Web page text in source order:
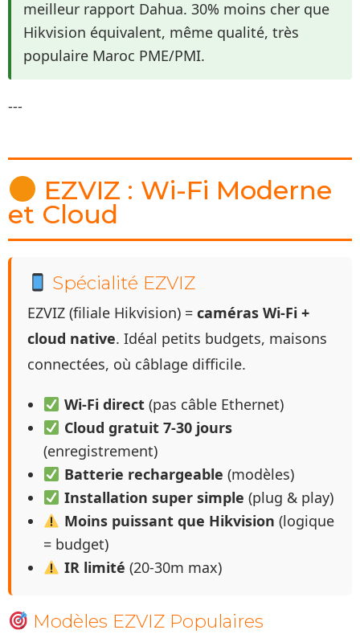
meilleur rapport Dahua. 30% moins cher que
Hikvision équivalent, même qualité, très
populaire Maroc PME/PMI.
---
EZVIZ : Wi-Fi Moderne
et Cloud
Spécialité EZVIZ
EZVIZ (filiale Hikvision) = caméras Wi-Fi +
cloud native. Idéal petits budgets, maisons
connectées, où câblage difficile.
Wi-Fi direct(pas câble Ethernet)
Cloud gratuit 7-30 jours
(enregistrement)
Batterie rechargeable (modèles)
Installation super simple (plug & play)
Moins puissant que Hikvision (logique
= budget)
IR limité (20-30m max)
Modèles EZVIZ Populaires